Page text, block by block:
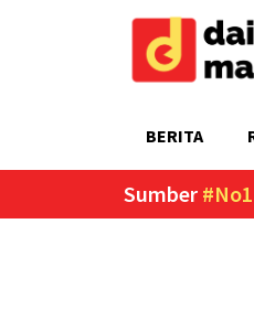
BERITA
Sumber